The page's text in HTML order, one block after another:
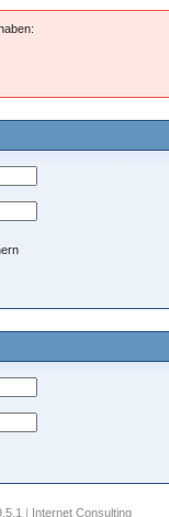
| Internet Consulting